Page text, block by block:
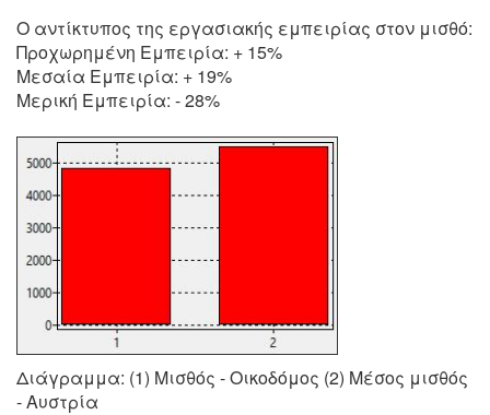
Ο αντίκτυπος της εργασιακής εμπειρίας στον μισθό:
Προχωρημένη Εμπειρία: + 15%
Μεσαία Εμπειρία: + 19%
Μερική Εμπειρία: - 28%
Διάγραμμα: (1) Μισθός - Οικοδόμος (2) Μέσος μισθός
- Αυστρία